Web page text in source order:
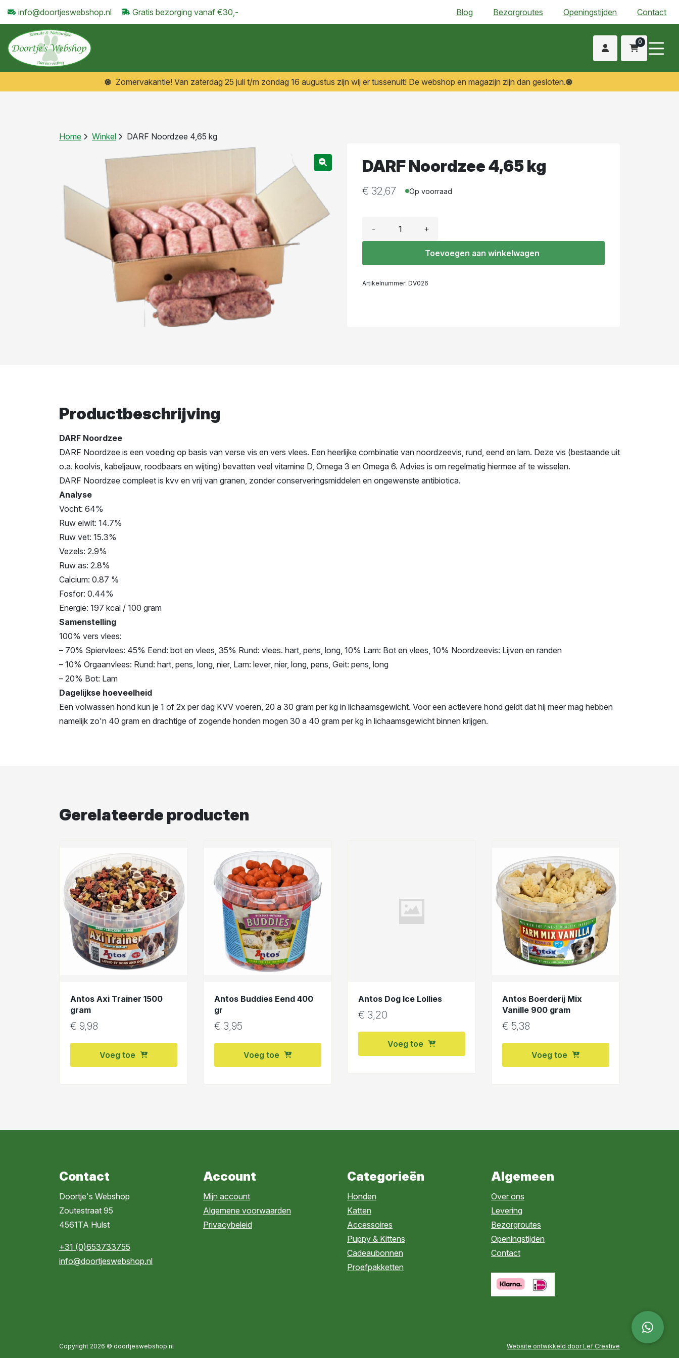
info@doortjeswebshop.nl Gratis bezorging vanaf €30,- Blog Bezorgroutes Openingstijden Contact
0
Zomervakantie! Van zaterdag 25 juli t/m zondag 16 augustus zijn wij er tussenuit! De webshop en magazijn zijn dan gesloten.
Home Winkel DARF Noordzee 4,65 kg
DARF Noordzee 4,65 kg
€ 32,67 Op voorraad
- +
Toevoegen aan winkelwagen
Artikelnummer: DV026
Productbeschrijving
DARF Noordzee
DARF Noordzee is een voeding op basis van verse vis en vers vlees. Een heerlijke combinatie van noordzeevis, rund, eend en lam. Deze vis (bestaande uit
o.a. koolvis, kabeljauw, roodbaars en wijting) bevatten veel vitamine D, Omega 3 en Omega 6. Advies is om regelmatig hiermee af te wisselen.
DARF Noordzee compleet is kvv en vrij van granen, zonder conserveringsmiddelen en ongewenste antibiotica.
Analyse
Vocht: 64%
Ruw eiwit: 14.7%
Ruw vet: 15.3%
Vezels: 2.9%
Ruw as: 2.8%
Calcium: 0.87 %
Fosfor: 0.44%
Energie: 197 kcal / 100 gram
Samenstelling
100% vers vlees:
– 70% Spiervlees: 45% Eend: bot en vlees, 35% Rund: vlees. hart, pens, long, 10% Lam: Bot en vlees, 10% Noordzeevis: Lijven en randen
– 10% Orgaanvlees: Rund: hart, pens, long, nier, Lam: lever, nier, long, pens, Geit: pens, long
– 20% Bot: Lam
Dagelijkse hoeveelheid
Een volwassen hond kun je 1 of 2x per dag KVV voeren, 20 a 30 gram per kg in lichaamsgewicht. Voor een actievere hond geldt dat hij meer mag hebben
namelijk zo'n 40 gram en drachtige of zogende honden mogen 30 a 40 gram per kg in lichaamsgewicht binnen krijgen.
Gerelateerde producten
Antos Axi Trainer 1500
gram
€ 9,98
Voeg toe
Antos Buddies Eend 400
gr
€ 3,95
Voeg toe
Antos Dog Ice Lollies
€ 3,20
Voeg toe
Antos Boerderij Mix
Vanille 900 gram
€ 5,38
Voeg toe
Contact
Doortje's Webshop
Zoutestraat 95
4561TA Hulst
+31 (0)653733755
info@doortjeswebshop.nl
Account
Mijn account
Algemene voorwaarden
Privacybeleid
Categorieën
Honden
Katten
Accessoires
Puppy & Kittens
Cadeaubonnen
Proefpakketten
Algemeen
Over ons
Levering
Bezorgroutes
Openingstijden
Contact
Copyright 2026 © doortjeswebshop.nl Website ontwikkeld door Lef Creative